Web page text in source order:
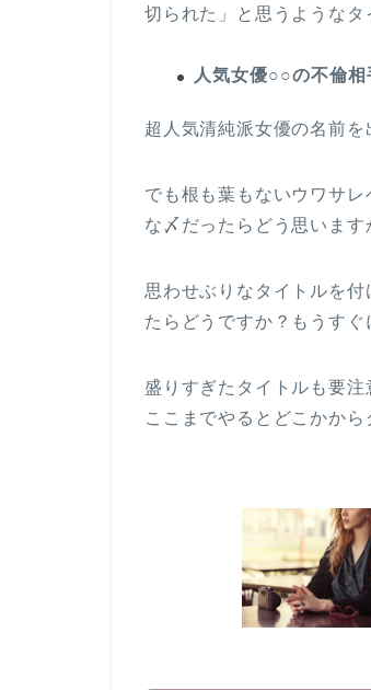
切られた」と思うようなタ
人気女優○○の不倫
超人気清純派女優の名前を
でも根も葉もないウワサ
な〆だったらどう思います
思わせぶりなタイトルを
たらどうですか？もうす
盛りすぎたタイトルも要注
ここまでやるとどこかから